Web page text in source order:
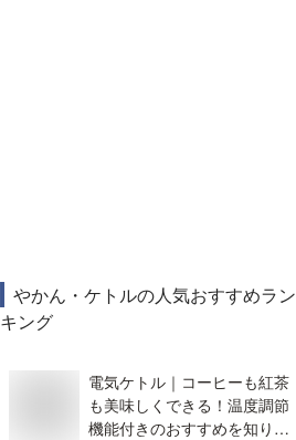
やかん・ケトルの人気おすすめラン
キング
電気ケトル｜コーヒーも紅茶
も美味しくできる！温度調節
機能付きのおすすめを知りた